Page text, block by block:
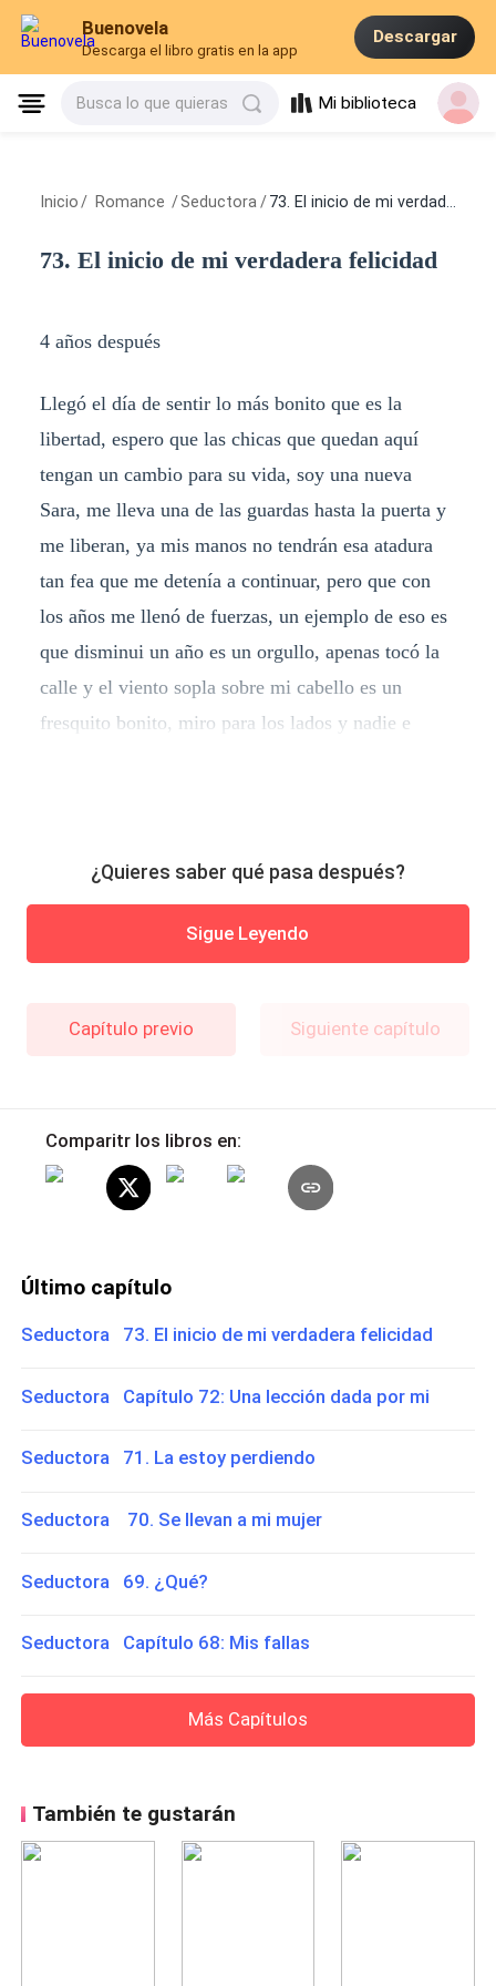
Buenovela
Descarga el libro gratis en la app
Descargar
Busca lo que quieras Mi biblioteca
Inicio / Romance /Seductora / 73. El inicio de mi verdadera felicidad
73. El inicio de mi verdadera felicidad
4 años después
Llegó el día de sentir lo más bonito que es la
libertad, espero que las chicas que quedan aquí
tengan un cambio para su vida, soy una nueva
Sara, me lleva una de las guardas hasta la puerta y
me liberan, ya mis manos no tendrán esa atadura
tan fea que me detenía a continuar, pero que con
los años me llenó de fuerzas, un ejemplo de eso es
que disminui un año es un orgullo, apenas tocó la
calle y el viento sopla sobre mi cabello es un
fresquito bonito, miro para los lados y nadie e
¿Quieres saber qué pasa después?
Sigue Leyendo
Capítulo previo Siguiente capítulo
Comparitr los libros en:
Último capítulo
Seductora 73. El inicio de mi verdadera felicidad
Seductora Capítulo 72: Una lección dada por mi
Seductora 71. La estoy perdiendo
Seductora 70. Se llevan a mi mujer
Seductora 69. ¿Qué?
Seductora Capítulo 68: Mis fallas
Más Capítulos
También te gustarán